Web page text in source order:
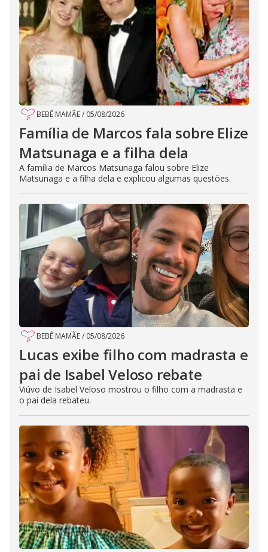
BEBÊ MAMÃE/ 05/08/2026
Família de Marcos fala sobre Elize
Matsunaga e a filha dela
A família de Marcos Matsunaga falou sobre Elize
Matsunaga e a filha dela e explicou algumas questões.
BEBÊ MAMÃE/ 05/08/2026
Lucas exibe filho com madrasta e
pai de Isabel Veloso rebate
Viúvo de Isabel Veloso mostrou o filho com a madrasta e
o pai dela rebateu.